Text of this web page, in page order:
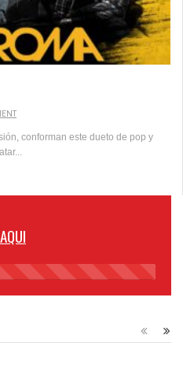
conforman este dueto de pop y
45%